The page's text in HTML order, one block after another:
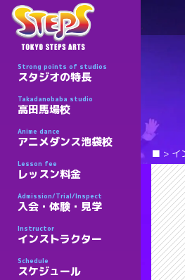
Strong points of studios
スタジオの特長
Takadanobaba studio
高田馬場校
Anime dance
アニメダンス池袋校
Lesson fee
レッスン料金
Admission/Trial/Inspect
入会・体験・見学
Instructor
インストラクター
Schedule
スケジュール
■ > イ